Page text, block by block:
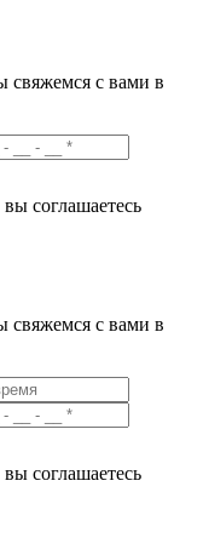
свяжемся с вами в
соглашаетесь
свяжемся с вами в
соглашаетесь